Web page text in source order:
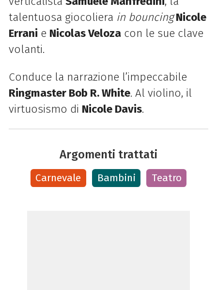
talentuosa giocoliera in bouncingNicole
Errani e Nicolas Velozacon le sue clave
volanti.
Conduce la narrazione l’impeccabile
Ringmaster Bob R. White. Al violino, il
virtuosismo di Nicole Davis.
Argomenti trattati
Carnevale Bambini Teatro